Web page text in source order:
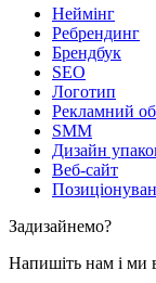
Неймінг
Ребрендинг
Брендбук
SEO
Логотип
Рекламний
SMM
Дизайн
Веб-сайт
Задизайнемо?
Напишіть нам і ми